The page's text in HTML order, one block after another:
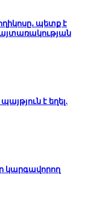
պետք է
է եղել.
կարգավորող